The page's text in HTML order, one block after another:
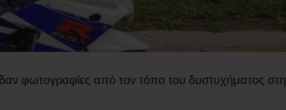
φωτογραφίες από τον τόπο του δυστυχήματος στη